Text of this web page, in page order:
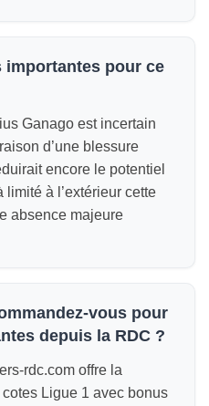
importantes pour ce
Ganago est incertain
d’une blessure
encore le potentiel
à l’extérieur cette
absence majeure
vous pour
depuis la RDC ?
rdc.com offre la
Ligue 1 avec bonus